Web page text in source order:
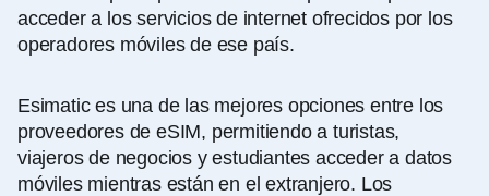
acceder a los servicios de internet ofrecidos por los
operadores móviles de ese país.
Esimatic es una de las mejores opciones entre los
proveedores de eSIM, permitiendo a turistas,
viajeros de negocios y estudiantes acceder a datos
móviles mientras están en el extranjero. Los